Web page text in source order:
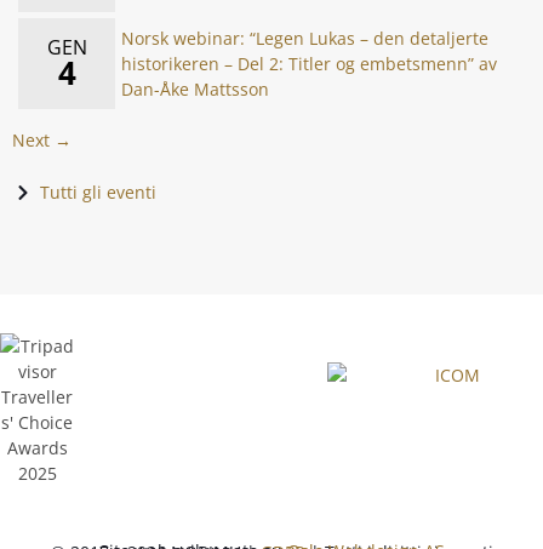
GEN
4
Norsk webinar: “Legen Lukas – den detaljerte
historikeren – Del 2: Titler og embetsmenn” av
Dan-Åke Mattsson
Next →
Tutti gli eventi